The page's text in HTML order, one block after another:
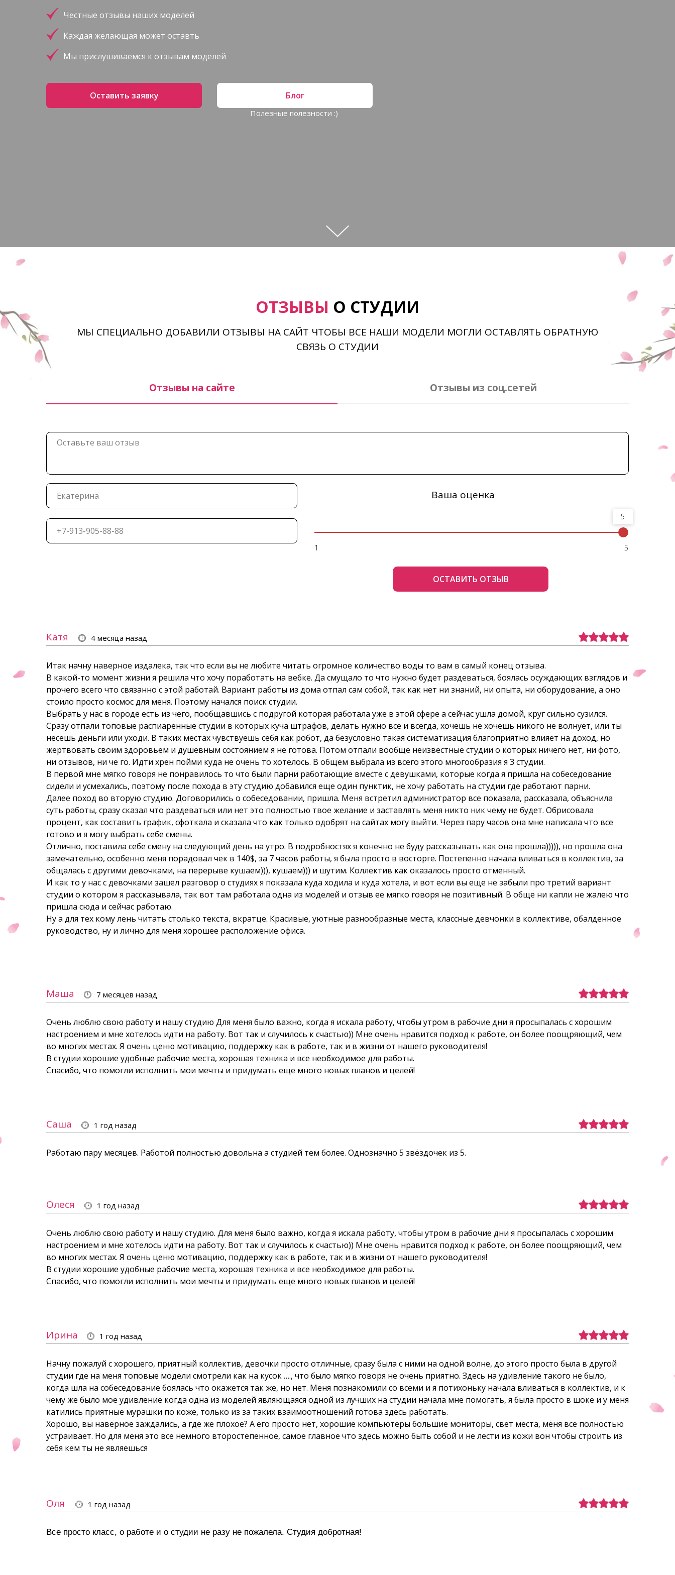
Блог
Оставить заявку
Полезные полезности :)
Каждая желающая может оставть
Мы прислушиваемся к отзывам моделей
Честные отзывы наших моделей
ОТЗЫВЫ О СТУДИИ
МЫ СПЕЦИАЛЬНО ДОБАВИЛИ ОТЗЫВЫ НА САЙТ ЧТОБЫ ВСЕ НАШИ МОДЕЛИ МОГЛИ ОСТАВЛЯТЬ ОБРАТНУЮ
СВЯЗЬ О СТУДИИ
Отзывы на сайте Отзывы из соц.сетей
5
1 5
Ваша оценка
ОСТАВИТЬ ОТЗЫВ
Катя 4 месяца назад
Итак начну наверное издалека, так что если вы не любите читать огромное количество воды то вам в самый конец отзыва.
В какой-то момент жизни я решила что хочу поработать на вебке. Да смущало то что нужно будет раздеваться, боялась осуждающих взглядов и
прочего всего что связанно с этой работай. Вариант работы из дома отпал сам собой, так как нет ни знаний, ни опыта, ни оборудование, а оно
стоило просто космос для меня. Поэтому начался поиск студии.
Выбрать у нас в городе есть из чего, пообщавшись с подругой которая работала уже в этой сфере а сейчас ушла домой, круг сильно сузился.
Сразу отпали топовые распиаренные студии в которых куча штрафов, делать нужно все и всегда, хочешь не хочешь никого не волнует, или ты
несешь деньги или уходи. В таких местах чувствуешь себя как робот, да безусловно такая систематизация благоприятно влияет на доход, но
жертвовать своим здоровьем и душевным состоянием я не готова. Потом отпали вообще неизвестные студии о которых ничего нет, ни фото,
ни отзывов, ни че го. Идти хрен пойми куда не очень то хотелось. В общем выбрала из всего этого многообразия я 3 студии.
В первой мне мягко говоря не понравилось то что были парни работающие вместе с девушками, которые когда я пришла на собеседование
сидели и усмехались, поэтому после похода в эту студию добавился еще один пунктик, не хочу работать на студии где работают парни.
Далее поход во вторую студию. Договорились о собеседовании, пришла. Меня встретил администратор все показала, рассказала, объяснила
суть работы, сразу сказал что раздеваться или нет это полностью твое желание и заставлять меня никто ник чему не будет. Обрисовала
процент, как составить график, сфоткала и сказала что как только одобрят на сайтах могу выйти. Через пару часов она мне написала что все
готово и я могу выбрать себе смены.
Отлично, поставила себе смену на следующий день на утро. В подробностях я конечно не буду рассказывать как она прошла))))), но прошла она
замечательно, особенно меня порадовал чек в 140$, за 7 часов работы, я была просто в восторге. Постепенно начала вливаться в коллектив, за
общалась с другими девочками, на перерыве кушаем))), кушаем))) и шутим. Коллектив как оказалось просто отменный.
И как то у нас с девочками зашел разговор о студиях я показала куда ходила и куда хотела, и вот если вы еще не забыли про третий вариант
студии о котором я рассказывала, так вот там работала одна из моделей и отзыв ее мягко говоря не позитивный. В обще ни капли не жалею что
пришла сюда и сейчас работаю.
Ну а для тех кому лень читать столько текста, вкратце. Красивые, уютные разнообразные места, классные девчонки в коллективе, обалденное
руководство, ну и лично для меня хорошее расположение офиса.
Маша 7 месяцев назад
Очень люблю свою работу и нашу студию Для меня было важно, когда я искала работу, чтобы утром в рабочие дни я просыпалась с хорошим
настроением и мне хотелось идти на работу. Вот так и случилось к счастью)) Мне очень нравится подход к работе, он более поощряющий, чем
во многих местах. Я очень ценю мотивацию, поддержку как в работе, так и в жизни от нашего руководителя!
В студии хорошие удобные рабочие места, хорошая техника и все необходимое для работы.
Спасибо, что помогли исполнить мои мечты и придумать еще много новых планов и целей!
Саша 1 год назад
Работаю пару месяцев. Работой полностью довольна а студией тем более. Однозначно 5 звёздочек из 5.
Олеся
Очень люблю свою работу и нашу студию. Для меня было важно, когда я искала работу, чтобы утром в рабочие дни я просыпалась с хорошим
настроением и мне хотелось идти на работу. Вот так и случилось к счастью)) Мне очень нравится подход к работе, он более поощряющий, чем
во многих местах. Я очень ценю мотивацию, поддержку как в работе, так и в жизни от нашего руководителя!
В студии хорошие удобные рабочие места, хорошая техника и все необходимое для работы.
Спасибо, что помогли исполнить мои мечты и придумать еще много новых планов и целей!
1 год назад
Ирина
Начну пожалуй с хорошего, приятный коллектив, девочки просто отличные, сразу была с ними на одной волне, до этого просто была в другой
студии где на меня топовые модели смотрели как на кусок …., что было мягко говоря не очень приятно. Здесь на удивление такого не было,
когда шла на собеседование боялась что окажется так же, но нет. Меня познакомили со всеми и я потихоньку начала вливаться в коллектив, и к
чему же было мое удивление когда одна из моделей являющаяся одной из лучших на студии начала мне помогать, я была просто в шоке и у меня
катились приятные мурашки по коже, только из за таких взаимоотношений готова здесь работать.
Хорошо, вы наверное заждались, а где же плохое? А его просто нет, хорошие компьютеры большие мониторы, свет места, меня все полностью
устраивает. Но для меня это все немного второстепенное, самое главное что здесь можно быть собой и не лести из кожи вон чтобы строить из
себя кем ты не являешься
1 год назад
Оля 1 год назад
Все просто класс, о работе и о студии не разу не пожалела. Студия добротная!